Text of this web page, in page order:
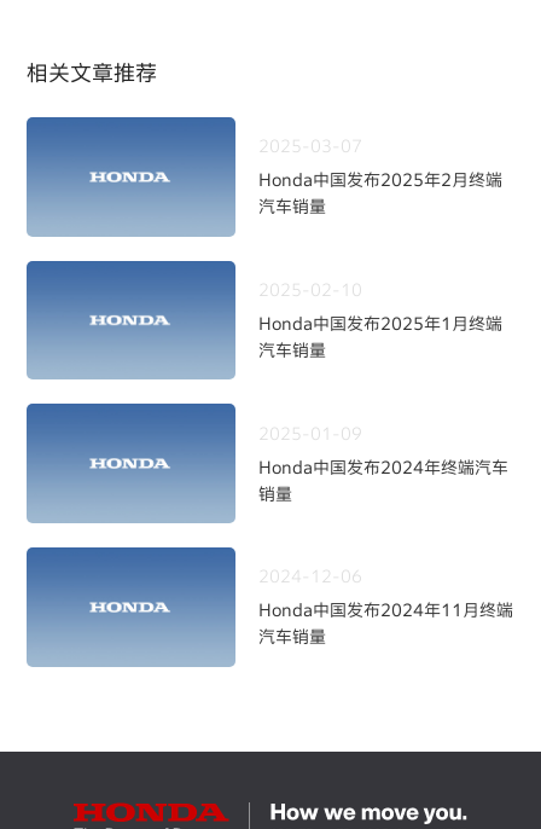
相关文章推荐
2025-03-07
Honda中国发布2025年2月终端
汽车销量
2025-02-10
Honda中国发布2025年1月终端
汽车销量
2025-01-09
Honda中国发布2024年终端汽车
销量
2024-12-06
Honda中国发布2024年11月终端
汽车销量